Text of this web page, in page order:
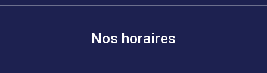
Nos horaires